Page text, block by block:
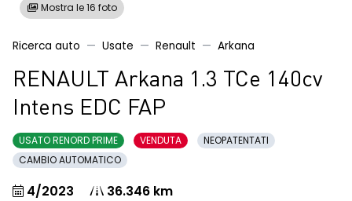
Mostra le 16 foto
Ricerca auto Usate Renault Arkana
RENAULT Arkana 1.3 TCe 140cv
Intens EDC FAP
USATO RENORD PRIME VENDUTA
NEOPATENTATI
CAMBIO AUTOMATICO
4/2023 36.346 km